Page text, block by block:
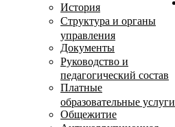
История
Структура и органы
управления
Документы
Руководство и
педагогический состав
Платные
образовательные услуги
Общежитие